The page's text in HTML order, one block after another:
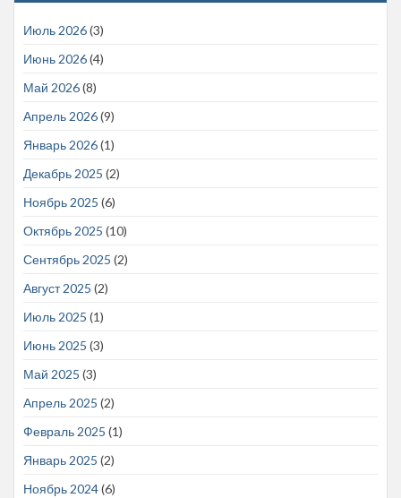
Июль 2026(3)
Июнь 2026(4)
Май 2026(8)
Апрель 2026(9)
Январь 2026(1)
Декабрь 2025 (2)
Ноябрь 2025 (6)
Октябрь 2025 (10)
Сентябрь 2025 (2)
Август 2025 (2)
Июль 2025 (1)
Июнь 2025 (3)
Май 2025 (3)
Апрель 2025 (2)
Февраль 2025 (1)
Январь 2025 (2)
Ноябрь 2024(6)